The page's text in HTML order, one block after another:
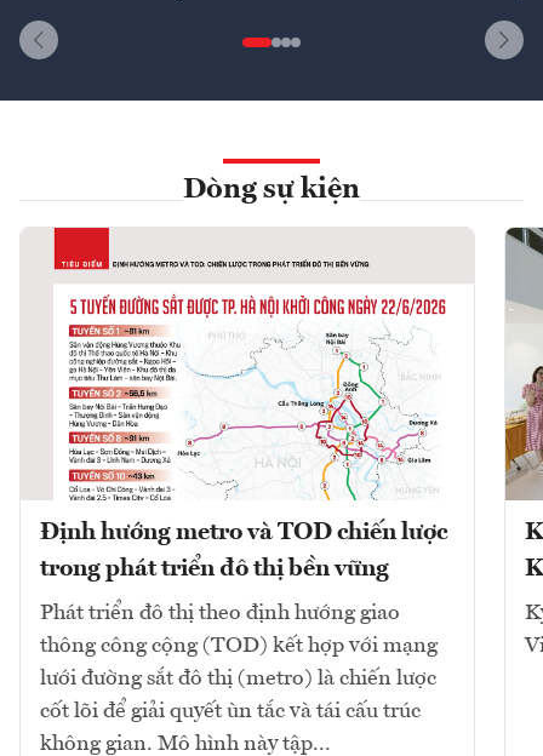
Dòng sự kiện
Định hướng metro và TOD chiến lược
trong phát triển đô thị bền vững
Phát triển đô thị theo định hướng giao
thông công cộng (TOD) kết hợp với mạng
lưới đường sắt đô thị (metro) là chiến lược
cốt lõi để giải quyết ùn tắc và tái cấu trúc
không gian. Mô hình này tập...